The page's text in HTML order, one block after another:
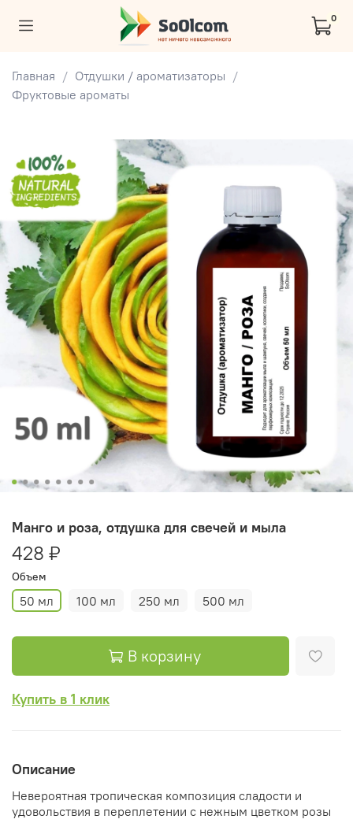
0
Главная
Отдушки / ароматизаторы
Фруктовые ароматы
Манго и роза, отдушка для свечей и мыла
428 ₽
Объем
50 мл 100 мл 250 мл 500 мл
В корзину
Купить в 1 клик
Описание
Невероятная тропическая композиция сладости и
удовольствия в переплетении с нежным цветком розы